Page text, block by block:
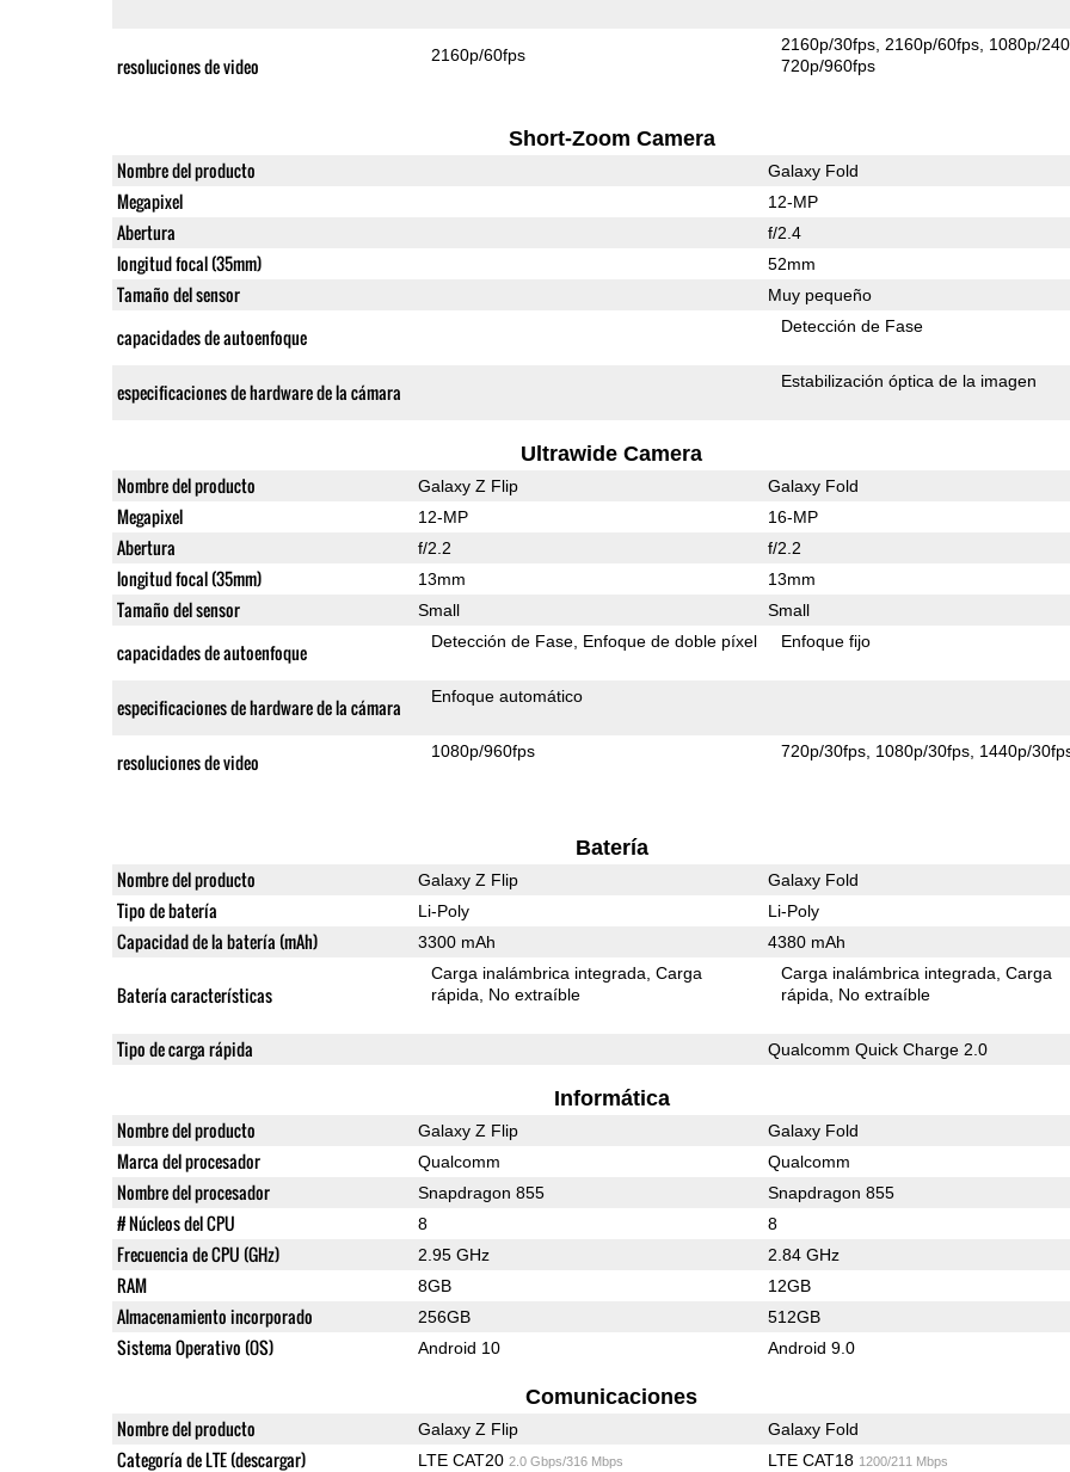
resoluciones de video 2160p/60fps
2160p/30fps 2160p/60fps 1080p/
720p/960fps
Short-Zoom Camera
Nombre del producto Galaxy Fold
Megapixel 12-MP
Abertura f/2.4
longitud focal (35mm) 52mm
Tamaño del sensor Muy pequeño
capacidades de autoenfoque Detección de Fase
especificaciones de hardware de la cámara Estabilización óptica de la imagen
Ultrawide Camera
Nombre del producto Galaxy Z Flip Galaxy Fold
Megapixel 12-MP 16-MP
Abertura f/2.2 f/2.2
longitud focal (35mm) 13mm 13mm
Tamaño del sensor Small Small
capacidades de autoenfoque Detección de Fase Enfoque de doble píxel Enfoque fijo
especificaciones de hardware de la cámara Enfoque automático
resoluciones de video 1080p/960fps 720p/30fps 1080p/30fps 1440p/
Batería
Nombre del producto Galaxy Z Flip Galaxy Fold
Tipo de batería Li-Poly Li-Poly
Capacidad de la batería (mAh) 3300 mAh 4380 mAh
Batería características
Carga inalámbrica integrada Carga
rápida
No extraíble
Carga inalámbrica integrada Carga
rápida
No extraíble
Tipo de carga rápida Qualcomm Quick Charge 2.0
Informática
Nombre del producto Galaxy Z Flip Galaxy Fold
Marca del procesador Qualcomm Qualcomm
Nombre del procesador Snapdragon 855 Snapdragon 855
# Núcleos del CPU 8 8
Frecuencia de CPU (GHz) 2.95 GHz 2.84 GHz
RAM 8GB 12GB
Almacenamiento incorporado 256GB 512GB
Sistema Operativo (OS) Android 10 Android 9.0
Comunicaciones
Nombre del producto Galaxy Z Flip Galaxy Fold
Categoría de LTE (descargar) LTE CAT20 2.0 Gbps/316 Mbps LTE CAT18 1200/211 Mbps